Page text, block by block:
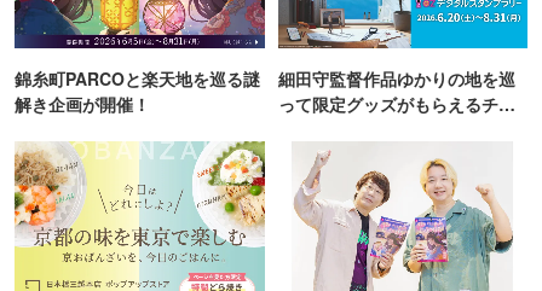
錦糸町PARCOと楽天地を巡る謎
解き企画が開催！
細田守監督作品ゆかりの地を巡
って限定グッズがもらえるチャ